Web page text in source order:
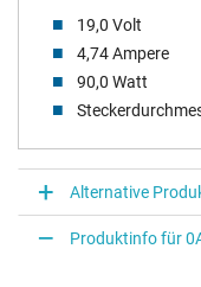
19,0 Volt
4,74 Ampere
90,0 Watt
Alternative
Produktinfo für